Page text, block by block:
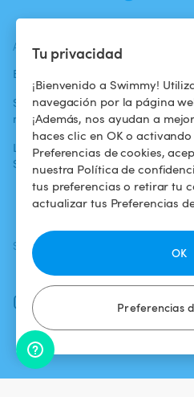
Tu privacidad
¡Bienvenido a Swimmy!
navegación por la página
¡Además, nos ayudan a
haces clic en OK o
Preferencias de cookies,
nuestra Política de
tus preferencias o retirar tu
actualizar tus Preferencias
Preferencias
OK
ACTUALIDADES
Blog
Swimmy en los
medios
La aventura
Swimmy
Para los
Alquilar mi
piscina
¿Cómo
SÍGUENOS
Facebook
Instagram